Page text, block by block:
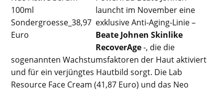
launcht im November eine
exklusive Anti-Aging-Linie –
Beate Johnen Skinlike
RecoverAge-, die die
sogenannten Wachstumsfaktoren der Haut aktiviert
und für ein verjüngtes Hautbild sorgt. Die Lab
Resource Face Cream (41,87 Euro) und das Neo